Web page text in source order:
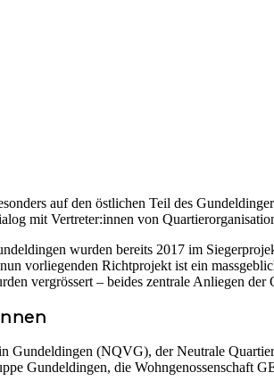
auf den östlichen Teil des
mit Vertreter:innen von
wurden bereits 2017 im
vorliegenden Richtprojekt ist ein
vergrössert – beides zentrale Anliegen der
Gundeldingen (NQVG), der Neutrale
Gundeldingen, die Wohngenossenschaft